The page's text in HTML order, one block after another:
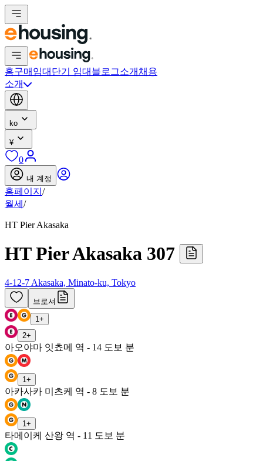
홈구매 임대 단기 임대 블로그소개 채용
소개
ko
¥
0
내 계정
홈페이지 /
월세 /
HT Pier Akasaka
HT Pier Akasaka 307
4-12-7 Akasaka, Minato-ku, Tokyo
브로셔
1 +
2+
아오야마 잇쵸메 역 - 14 도보 분
1 +
아카사카 미츠케 역 - 8 도보 분
1 +
타메이케 산왕 역 - 11 도보 분